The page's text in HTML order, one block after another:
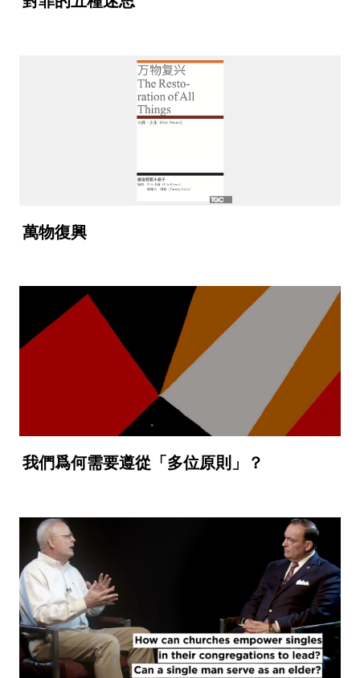
萬物復興
我們爲何需要遵從「多位原則」？